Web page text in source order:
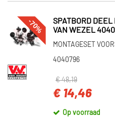
-70%
SPATBORD DEEL
VAN WEZEL
MONTAGESET
4040796
€ 48,19
€ 14,46
Op voorraad